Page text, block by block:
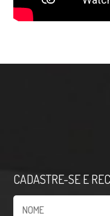
CADASTRE-SE E